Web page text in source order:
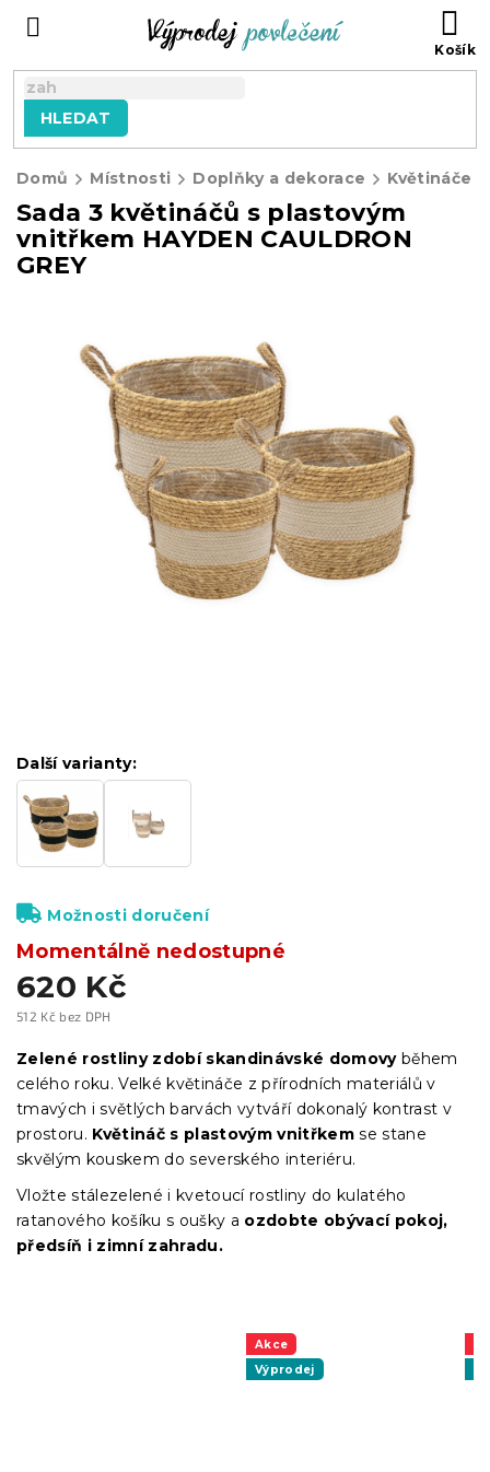
HLEDAT
Domů Místnosti Doplňky a dekorace Květináče
Sada 3 květináčů s plastovým
vnitřkem HAYDEN CAULDRON
GREY
620 Kč
512 Kč bez DPH
cena:
Momentálně nedostupné
Další varianty:
Možnosti doručení
Zelené rostliny zdobí skandinávské domovyběhem
celého roku. Velké květináče z přírodních materiálů v
tmavých i světlých barvách vytváří dokonalý kontrast v
prostoru. Květináč s plastovým vnitřkem se stane
skvělým kouskem do severského interiéru.
Vložte stálezelené i kvetoucí rostliny do kulatého
ratanového košíku s oušky a ozdobte obývací pokoj,
předsíň i zimní zahradu.
Akce
Výprodej